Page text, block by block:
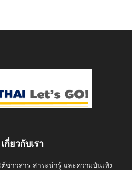
เกี่ยวกับเรา
ข่าวสาร สาระน่ารู้ และความบันเทิง